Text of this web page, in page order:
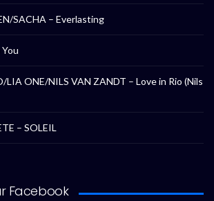
SACHA – Everlasting
LIA ONE/NILS VAN ZANDT – Love in Rio (Nils
– SOLEIL
Facebook